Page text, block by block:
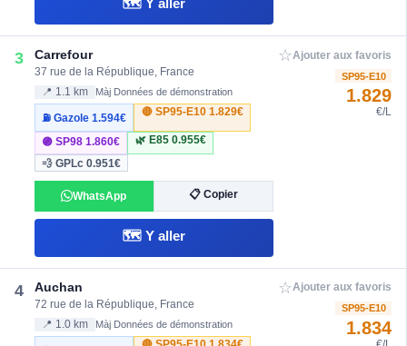
🗺️ Y aller
3 Carrefour
37 rue de la République, France
📍 1.1 km Màj Données de démonstration
⛽ Gazole1.594€
🔴 SP95-E10 1.829€
🟣 SP981.860€ 🌿 E85 0.955€
💨 GPLc0.951€
WhatsApp 📋 Copier
🗺️ Y aller
☆Ajouter aux favoris
SP95-E10
1.829
€/L
4 Auchan
72 rue de la République, France
📍 1.0 km Màj Données de démonstration
☆Ajouter aux favoris
SP95-E10
1.834